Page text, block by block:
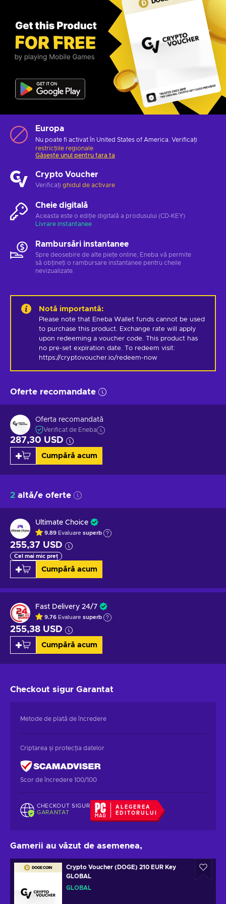
Europa
Nu poate fi activat în United States of America. Verificați
restricțiile regionale
Găsește unul pentru țara ta
Crypto Voucher
Verificați ghidul de activare
Cheie digitală
Aceasta este o ediție digitală a produsului (CD-KEY)
Livrare instantanee
Rambursări instantanee
Spre deosebire de alte piețe online, Eneba vă permite
să obțineți o rambursare instantanee pentru cheile
nevizualizate.
Notă importantă:
Please note that Eneba Wallet funds cannot be used
to purchase this product. Exchange rate will apply
upon redeeming a voucher code. This product has
no pre-set expiration date. To redeem visit:
https://cryptovoucher.io/redeem-now
Oferte recomandate
Oferta recomandată
Verificat de Eneba
287,30 USD
Cumpără acum
2 altă/e oferte
Ultimate Choice
9.89 Evaluare superb
255,37 USD
Cel mai mic preț
Cumpără acum
Fast Delivery 24/7
9.76 Evaluare superb
255,38 USD
Cumpără acum
Checkout sigur Garantat
Metode de plată de încredere
Criptarea și protecția datelor
Scor de încredere 100/100
CHECKOUT SIGUR
GARANTAT
ALEGEREA
EDITORULUI
Gamerii au văzut de asemenea,
Crypto Voucher (DOGE) 210 EUR Key
GLOBAL
GLOBAL